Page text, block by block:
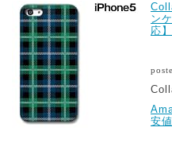
ン
応
安